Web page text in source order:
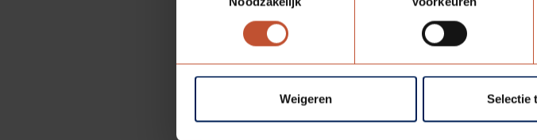
Weigeren Selectie
Dat begint bij het goed inmeten van de deuren. Het
kozijn ietwat scheef, vervormd of verkeerd gezet?
precies in dat ene specifieke kozijn past. Het
alle vragen en antwoorden van iedere afzonderlijke